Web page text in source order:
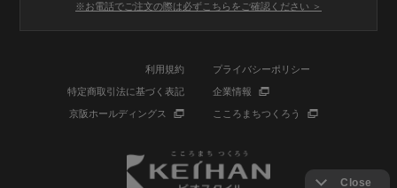
※お電話でご注文の際は必ずこちらをご確認ください ＞
利用規約 プライバシーポリシー
特定商取引法に基づく表記 企業情報
京阪ホールディングス こころまちつくろう